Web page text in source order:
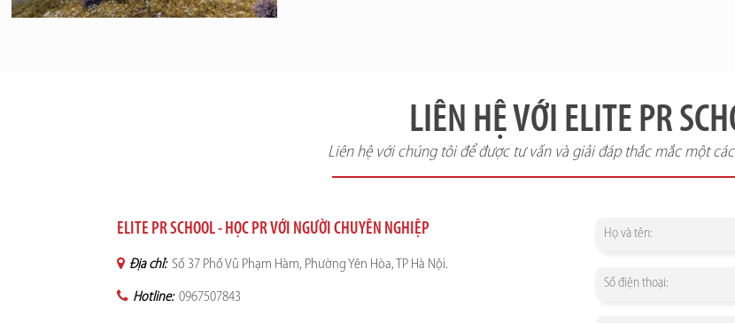
LIÊN HỆ VỚI ELITE PR
Liên hệ với chúng tôi để được tư vấn và giải đáp thắc mắc một
ELITE PR SCHOOL - HỌC PR VỚI NGƯỜI CHUYÊN NGHIỆP
Địa chỉ: Số 37 Phố Vũ Phạm Hàm, Phường Yên Hòa, TP Hà Nội.
Hotline: 0967507843